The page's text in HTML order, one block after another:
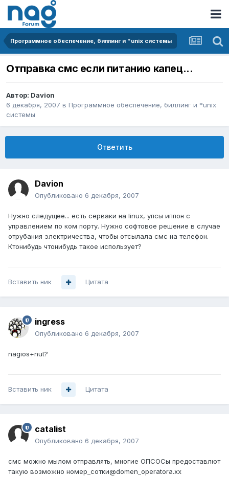
Программное обеспечение, биллинг и *unix системы
Отправка смс если питанию капец...
Автор: Davion
6 декабря, 2007 в Программное обеспечение, биллинг и *unix
системы
Ответить
Davion
Опубликовано 6 декабря, 2007
Нужно следущее... есть серваки на linux, упсы иппон с
управлением по ком порту. Нужно софтовое решение в случае
отрубания электричества, чтобы отсылала смс на телефон.
Ктонибудь чтонибудь такое использует?
Вставить ник Цитата
ingress
Опубликовано 6 декабря, 2007
nagios+nut?
Вставить ник Цитата
catalist
Опубликовано 6 декабря, 2007
смс можно мылом отправлять, многие ОПСОСы предоставлют
такую возможно номер_сотки@domen_operatora.xx